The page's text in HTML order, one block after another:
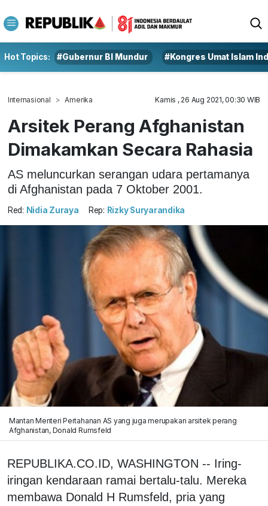
Hot Topics: #Gubernur BI Mundur #Kongres Umat Islam
Internasional Amerika Kamis , 26 Aug 2021, 00:30 WIB
Arsitek Perang Afghanistan
Dimakamkan Secara Rahasia
AS meluncurkan serangan udara pertamanya
di Afghanistan pada 7 Oktober 2001.
Red: Nidia Zuraya Rep: Rizky Suryarandika
Mantan Menteri Pertahanan AS yang juga merupakan arsitek perang
Afghanistan, Donald Rumsfeld
REPUBLIKA.CO.ID, WASHINGTON -- Iring-
iringan kendaraan ramai bertalu-talu. Mereka
membawa Donald H Rumsfeld, pria yang